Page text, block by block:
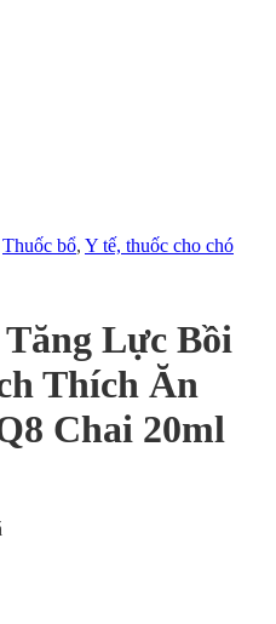
Thuốc bổ, Y tế, thuốc cho chó
Lực Bồi
Thích Ăn
Chai 20ml